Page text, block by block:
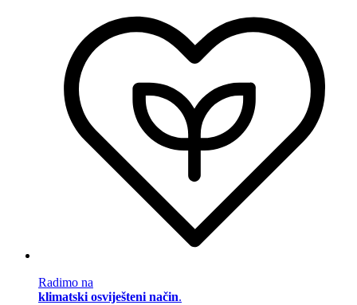
Radimo na
klimatski osviješteni način.